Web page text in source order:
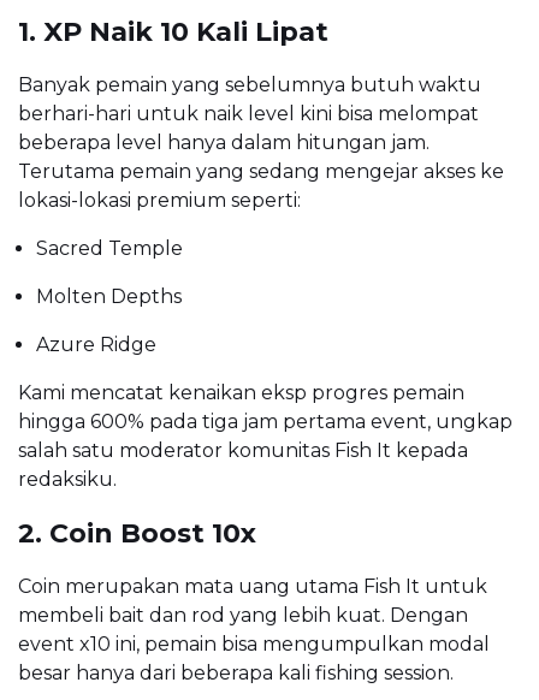
1. XP Naik 10 Kali Lipat
Banyak pemain yang sebelumnya butuh waktu
berhari-hari untuk naik level kini bisa melompat
beberapa level hanya dalam hitungan jam.
Terutama pemain yang sedang mengejar akses ke
lokasi-lokasi premium seperti:
Sacred Temple
Molten Depths
Azure Ridge
Kami mencatat kenaikan eksp progres pemain
hingga 600% pada tiga jam pertama event, ungkap
salah satu moderator komunitas Fish It kepada
redaksiku.
2. Coin Boost 10x
Coin merupakan mata uang utama Fish It untuk
membeli bait dan rod yang lebih kuat. Dengan
event x10 ini, pemain bisa mengumpulkan modal
besar hanya dari beberapa kali fishing session.